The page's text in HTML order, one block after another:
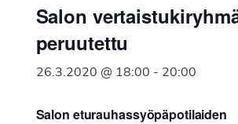
Suomen
jäsenjärjestö.
Salon
peruutettu
26.3.2020 @ 18:00 - 20:00
Salon eturauhassyöpäpotilaiden